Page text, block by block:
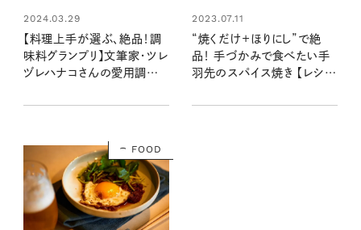
2024.03.29
【料理上手が選ぶ、絶品！調
味料グランプリ】文筆家・ツレ
ヅレハナコさんの愛用調味
2023.07.11
“焼くだけ＋ほりにし”で絶
品！ 手づかみで食べたい手
羽先のスパイス焼き 【レシ
FOOD